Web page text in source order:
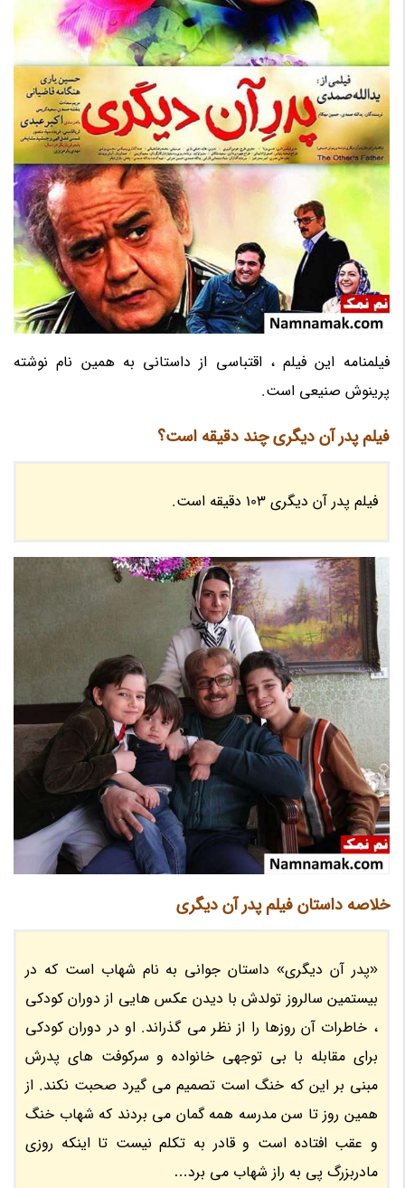
فیلمنامه این فیلم ، اقتباسی از داستانی به همین نام نوشته
پرینوش صنیعی است.
فیلم پدر آن دیگری چند دقیقه است؟
فیلم پدر آن دیگری 103 دقیقه است.
خلاصه داستان فیلم پدر آن دیگری
«پدر آن دیگری» داستان جوانی به نام شهاب است که در
بیستمین سالروز تولدش با دیدن عکس هایی از دوران کودکی
، خاطرات آن روزها را از نظر می گذراند. او در دوران کودکی
برای مقابله با بی توجهی خانواده و سرکوفت های پدرش
مبنی بر این که خنگ است تصمیم می گیرد صحبت نکند. از
همین روز تا سن مدرسه همه گمان می بردند که شهاب خنگ
و عقب افتاده است و قادر به تکلم نیست تا اینکه روزی
مادربزرگ پی به راز شهاب می برد…